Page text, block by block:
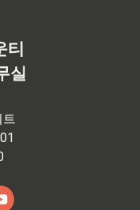
티
실
트